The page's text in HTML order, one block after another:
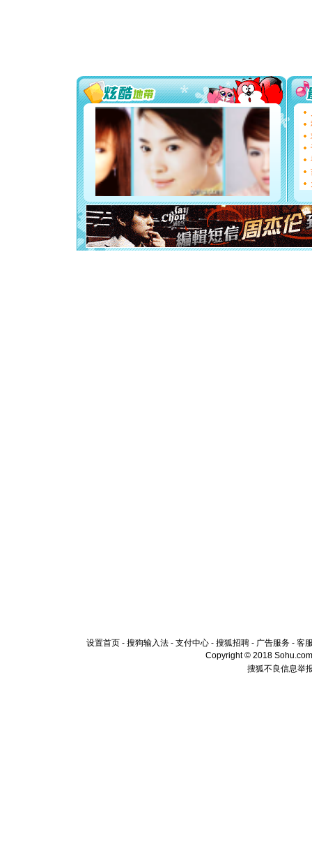
你太多，
要平安
[圣诞节]
能正大
都要快乐
[圣诞节]
如意,快
[元旦]
看
断电。
你是我
[元旦]如
起；二是
离。水晶
[元旦]当
泣，这痛
设置首页 - 搜狗输入法 - 支付中心 - 搜狐招聘 - 广告服务 - 客
Copyright © 2018
搜狐不良信息举